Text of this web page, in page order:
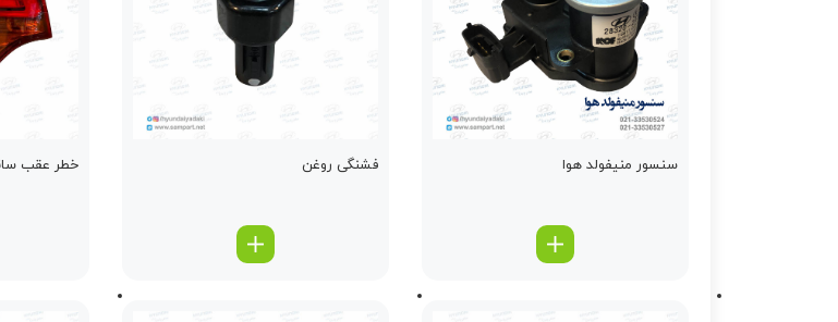
سنسور منیفولد هوا فشنگی روغن خطر عقب